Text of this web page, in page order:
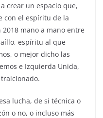
crear un espacio que,
con el espíritu de la
mano a mano entre
espíritu al que
o mejor dicho las
e Izquierda Unida,
lucha, de si técnica o
o no, o incluso más